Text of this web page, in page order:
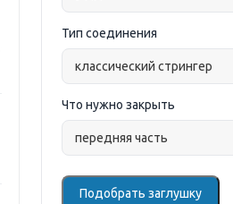
Тип соединения
Что нужно закрыть
Подобрать заглушку